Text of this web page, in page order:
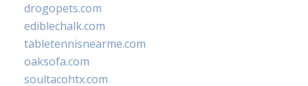
drogopets.com
ediblechalk.com
tabletennisnearme.com
oaksofa.com
soultacohtx.com